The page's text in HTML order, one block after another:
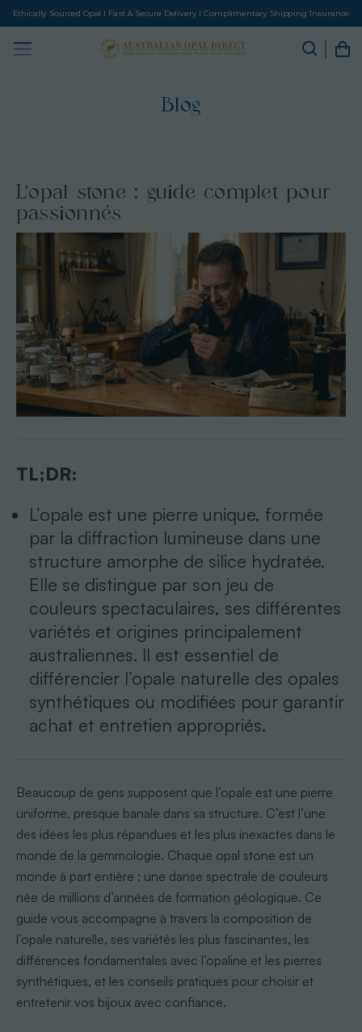
Ethically Sourced Opal I Fast & Secure Delivery I Complimentary Shipping Insurance
Blog
L’opal stone : guide complet pour
passionnés
TL;DR:
L’opale est une pierre unique, formée
par la diffraction lumineuse dans une
structure amorphe de silice hydratée.
Elle se distingue par son jeu de
couleurs spectaculaires, ses différentes
variétés et origines principalement
australiennes. Il est essentiel de
différencier l’opale naturelle des opales
synthétiques ou modifiées pour garantir
achat et entretien appropriés.
Beaucoup de gens supposent que l’opale est une pierre
uniforme, presque banale dans sa structure. C’est l’une
des idées les plus répandues et les plus inexactes dans le
monde de la gemmologie. Chaque opal stone est un
monde à part entière : une danse spectrale de couleurs
née de millions d’années de formation géologique. Ce
guide vous accompagne à travers la composition de
l’opale naturelle, ses variétés les plus fascinantes, les
différences fondamentales avec l’opaline et les pierres
synthétiques, et les conseils pratiques pour choisir et
entretenir vos bijoux avec confiance.